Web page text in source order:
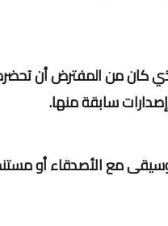
تقرير الصفحة المكون من 8 صفحات والذي كان من
مع الأصدقاء أو